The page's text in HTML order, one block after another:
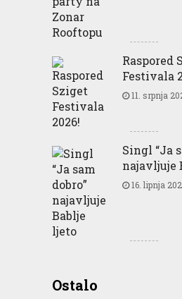
Raspored
Festivala
11. srpnja
Singl “Ja
najavljuje
16. lipnja
OstaloBusiness Good